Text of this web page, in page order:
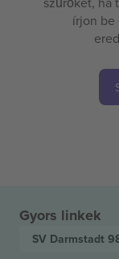
írjon be
Gyors linkek
SV Darmstadt